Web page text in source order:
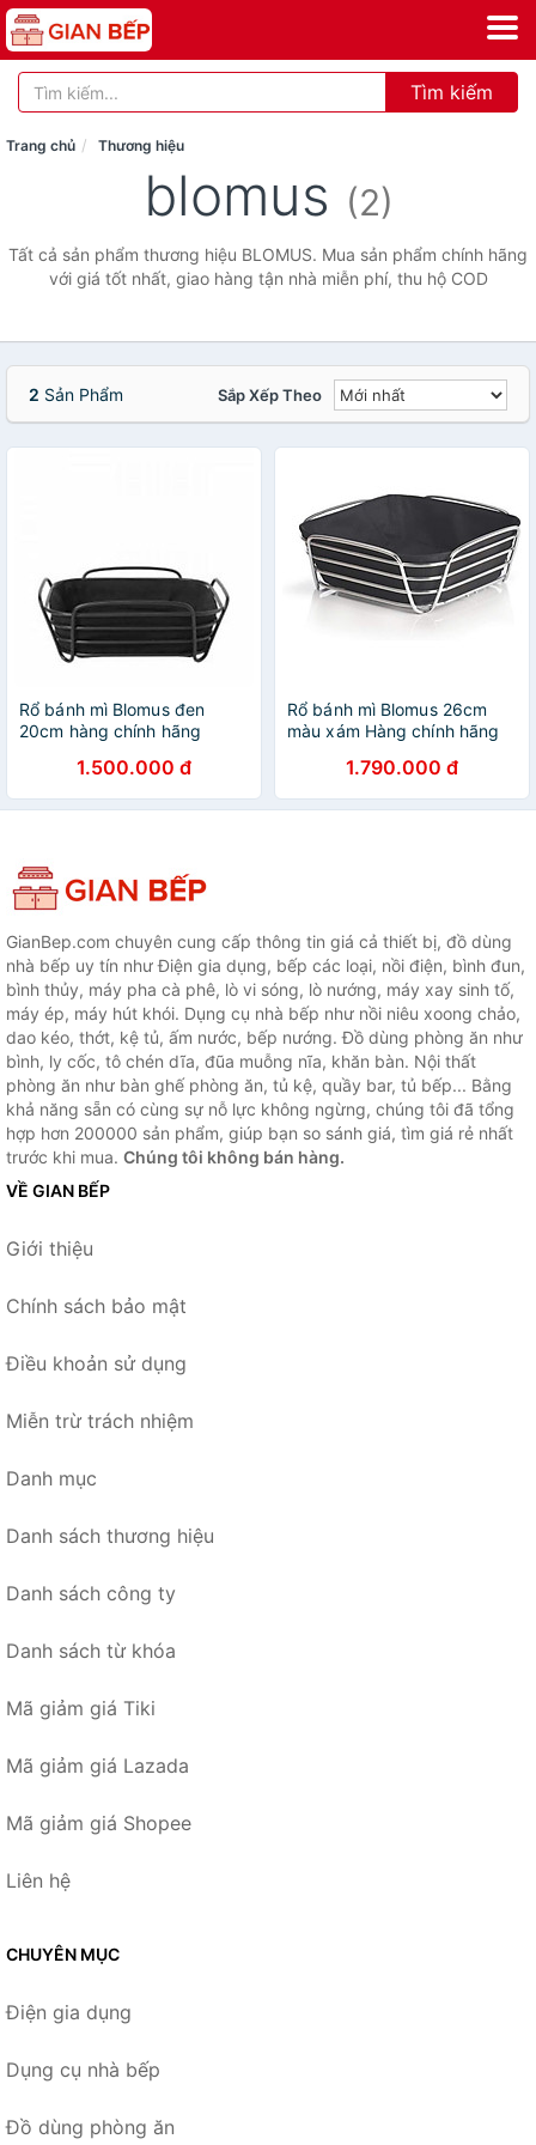
Tìm kiếm
Trang chủ Thương hiệu
blomus (2)
Tất cả sản phẩm thương hiệu BLOMUS. Mua sản phẩm chính hãng
với giá tốt nhất, giao hàng tận nhà miễn phí, thu hộ COD
2 Sản Phẩm Sắp Xếp Theo
Rổ bánh mì Blomus đen
20cm hàng chính hãng
1.500.000 đ
Rổ bánh mì Blomus 26cm
màu xám Hàng chính hãng
1.790.000 đ
GianBep.com chuyên cung cấp thông tin giá cả thiết bị, đồ dùng
nhà bếp uy tín như Điện gia dụng, bếp các loại, nồi điện, bình đun,
bình thủy, máy pha cà phê, lò vi sóng, lò nướng, máy xay sinh tố,
máy ép, máy hút khói. Dụng cụ nhà bếp như nồi niêu xoong chảo,
dao kéo, thớt, kệ tủ, ấm nước, bếp nướng. Đồ dùng phòng ăn như
bình, ly cốc, tô chén dĩa, đũa muỗng nĩa, khăn bàn. Nội thất
phòng ăn như bàn ghế phòng ăn, tủ kệ, quầy bar, tủ bếp... Bằng
khả năng sẵn có cùng sự nỗ lực không ngừng, chúng tôi đã tổng
hợp hơn 200000 sản phẩm, giúp bạn so sánh giá, tìm giá rẻ nhất
trước khi mua. Chúng tôi không bán hàng.
VỀ GIAN BẾP
Giới thiệu
Chính sách bảo mật
Điều khoản sử dụng
Miễn trừ trách nhiệm
Danh mục
Danh sách thương hiệu
Danh sách công ty
Danh sách từ khóa
Mã giảm giá Tiki
Mã giảm giá Lazada
Mã giảm giá Shopee
Liên hệ
CHUYÊN MỤC
Điện gia dụng
Dụng cụ nhà bếp
Đồ dùng phòng ăn